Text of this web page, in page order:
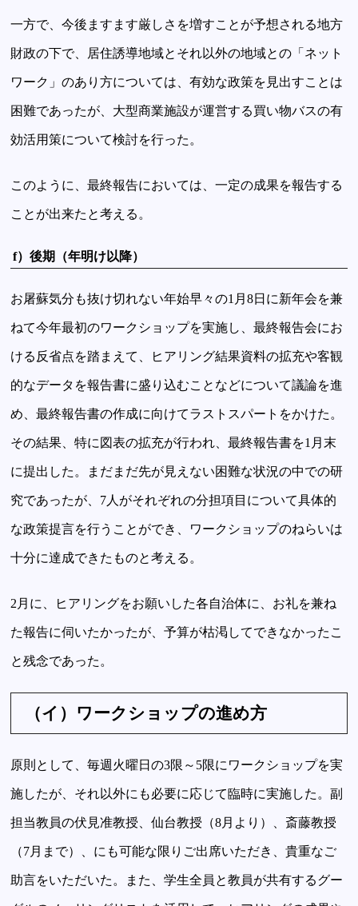
一方で、今後ますます厳しさを増すことが予想される地方
財政の下で、居住誘導地域とそれ以外の地域との「ネット
ワーク」のあり方については、有効な政策を見出すことは
困難であったが、大型商業施設が運営する買い物バスの有
効活用策について検討を行った。
このように、最終報告においては、一定の成果を報告する
ことが出来たと考える。
f）後期（年明け以降）
お屠蘇気分も抜け切れない年始早々の1月8日に新年会を兼
ねて今年最初のワークショップを実施し、最終報告会にお
ける反省点を踏まえて、ヒアリング結果資料の拡充や客観
的なデータを報告書に盛り込むことなどについて議論を進
め、最終報告書の作成に向けてラストスパートをかけた。
その結果、特に図表の拡充が行われ、最終報告書を1月末
に提出した。まだまだ先が見えない困難な状況の中での研
究であったが、7人がそれぞれの分担項目について具体的
な政策提言を行うことができ、ワークショップのねらいは
十分に達成できたものと考える。
2月に、ヒアリングをお願いした各自治体に、お礼を兼ね
た報告に伺いたかったが、予算が枯渇してできなかったこ
と残念であった。
（イ）ワークショップの進め方
原則として、毎週火曜日の3限～5限にワークショップを実
施したが、それ以外にも必要に応じて臨時に実施した。副
担当教員の伏見准教授、仙台教授（8月より）、斎藤教授
（7月まで）、にも可能な限りご出席いただき、貴重なご
助言をいただいた。また、学生全員と教員が共有するグー